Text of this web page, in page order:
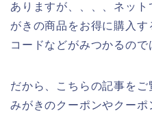
ありますが、、、、ネッ
がきの商品をお得に購入
コードなどがみつかるので
だから、こちらの記事を
みがきのクーポンやクー